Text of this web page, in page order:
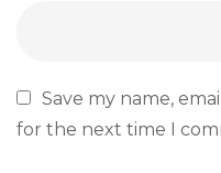
Save my name,
for the next time I